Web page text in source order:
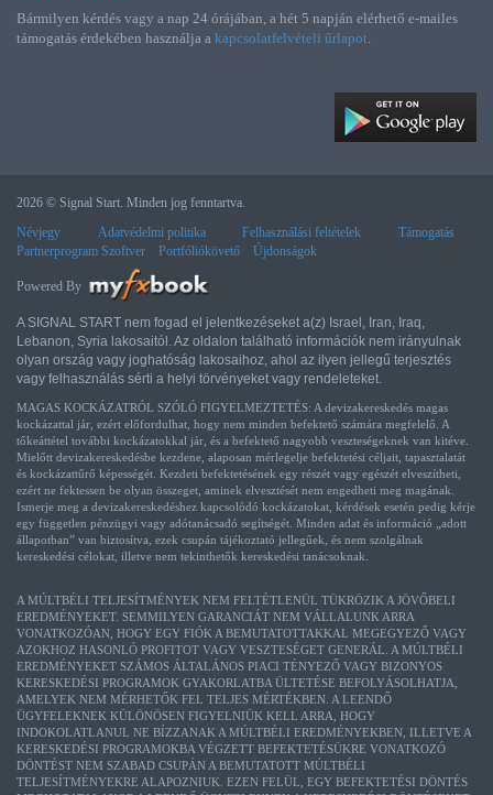
Bármilyen kérdés vagy a nap 24 órájában, a hét 5 napján elérhető e-mailes
támogatás érdekében használja a kapcsolatfelvételi űrlapot.
2026 © Signal Start. Minden jog fenntartva.
Névjegy
Adatvédelmi politika Felhasználási feltételek
Támogatás
Partnerprogram Szoftver
Portfóliókövető Újdonságok
Powered By
A SIGNAL START nem fogad el jelentkezéseket a(z) Israel, Iran, Iraq,
Lebanon, Syria lakosaitól. Az oldalon található információk nem irányulnak
olyan ország vagy joghatóság lakosaihoz, ahol az ilyen jellegű terjesztés
vagy felhasználás sérti a helyi törvényeket vagy rendeleteket.
MAGAS KOCKÁZATRÓL SZÓLÓ FIGYELMEZTETÉS: A devizakereskedés magas
kockázattal jár, ezért előfordulhat, hogy nem minden befektető számára megfelelő. A
tőkeáttétel további kockázatokkal jár, és a befektető nagyobb veszteségeknek van kitéve.
Mielőtt devizakereskedésbe kezdene, alaposan mérlegelje befektetési céljait, tapasztalatát
és kockázattűrő képességét. Kezdeti befektetésének egy részét vagy egészét elveszítheti,
ezért ne fektessen be olyan összeget, aminek elvesztését nem engedheti meg magának.
Ismerje meg a devizakereskedéshez kapcsolódó kockázatokat, kérdések esetén pedig kérje
egy független pénzügyi vagy adótanácsadó segítségét. Minden adat és információ „adott
állapotban” van biztosítva, ezek csupán tájékoztató jellegűek, és nem szolgálnak
kereskedési célokat, illetve nem tekinthetők kereskedési tanácsoknak.
A MÚLTBÉLI TELJESÍTMÉNYEK NEM FELTÉTLENÜL TÜKRÖZIK A JÖVŐBELI
EREDMÉNYEKET. SEMMILYEN GARANCIÁT NEM VÁLLALUNK ARRA
VONATKOZÓAN, HOGY EGY FIÓK A BEMUTATOTTAKKAL MEGEGYEZŐ VAGY
AZOKHOZ HASONLÓ PROFITOT VAGY VESZTESÉGET GENERÁL. A MÚLTBÉLI
EREDMÉNYEKET SZÁMOS ÁLTALÁNOS PIACI TÉNYEZŐ VAGY BIZONYOS
KERESKEDÉSI PROGRAMOK GYAKORLATBA ÜLTETÉSE BEFOLYÁSOLHATJA,
AMELYEK NEM MÉRHETŐK FEL TELJES MÉRTÉKBEN. A LEENDŐ
ÜGYFELEKNEK KÜLÖNÖSEN FIGYELNIÜK KELL ARRA, HOGY
INDOKOLATLANUL NE BÍZZANAK A MÚLTBÉLI EREDMÉNYEKBEN, ILLETVE A
KERESKEDÉSI PROGRAMOKBA VÉGZETT BEFEKTETÉSÜKRE VONATKOZÓ
DÖNTÉST NEM SZABAD CSUPÁN A BEMUTATOTT MÚLTBÉLI
TELJESÍTMÉNYEKRE ALAPOZNIUK. EZEN FELÜL, EGY BEFEKTETÉSI DÖNTÉS